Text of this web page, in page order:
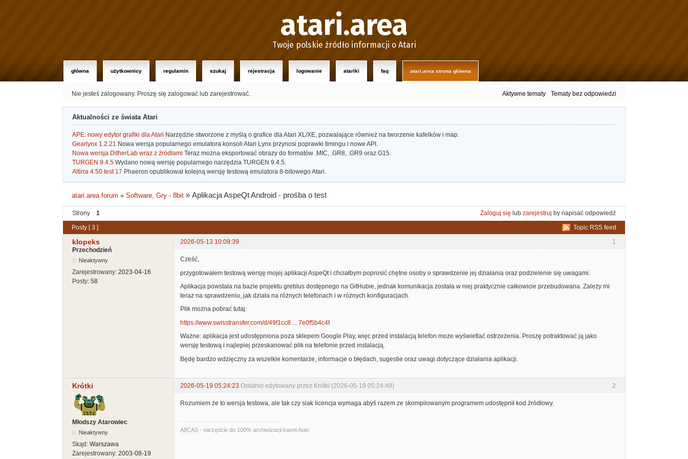
atari.area
Twoje polskie źródło informacji o Atari
główna użytkownicy regulamin szukaj rejestracja logowanie atariki faq atari.area strona główna
Nie jesteś zalogowany. Proszę się zalogować lub zarejestrować. Aktywne tematy Tematy bez odpowiedzi
Aktualności ze świata Atari
APE: nowy edytor grafiki dla Atari Narzędzie stworzone z myślą o grafice dla Atari XL/XE, pozwalające również na tworzenie kafelków i map.
Gearlynx 1.2.21 Nowa wersja popularnego emulatora konsoli Atari Lynx przynosi poprawki timingu i nowe API.
Nowa wersja DitherLab wraz z źródłami Teraz można eksportować obrazy do formatów .MIC, .GR8, .GR9 oraz G15.
TURGEN 9.4.5 Wydano nową wersję popularnego narzędzia TURGEN 9.4.5.
Altirra 4.50 test 17 Phaeron opublikował kolejną wersję testową emulatora 8-bitowego Atari.
atari.area forum »Software, Gry - 8bit »Aplikacja AspeQt Android - prośba o test
Strony 1 Zaloguj się lub zarejestruj by napisać odpowiedź
Topic RSS feed
Posty [ 3 ]
1
klopeks
2026-05-13 10:09:39
Przechodzień
Nieaktywny
Zarejestrowany: 2023-04-16
Posty: 58
Cześć,
przygotowałem testową wersję mojej aplikacji AspeQt i chciałbym poprosić chętne osoby o sprawdzenie jej działania oraz podzielenie się uwagami.
Aplikacja powstała na bazie projektu greblus dostępnego na GitHubie, jednak komunikacja została w niej praktycznie całkowicie przebudowana. Zależy mi
teraz na sprawdzeniu, jak działa na różnych telefonach i w różnych konfiguracjach.
Plik można pobrać tutaj:
https://www.swisstransfer.com/d/49f1cc8 ... 7e0f5b4c4f
Ważne: aplikacja jest udostępniona poza sklepem Google Play, więc przed instalacją telefon może wyświetlać ostrzeżenia. Proszę potraktować ją jako
wersję testową i najlepiej przeskanować plik na telefonie przed instalacją.
Będę bardzo wdzięczny za wszelkie komentarze, informacje o błędach, sugestie oraz uwagi dotyczące działania aplikacji.
2
Krótki 2026-05-19 05:24:23 Ostatnio edytowany przez Krótki (2026-05-19 05:24:49)
Młodszy Atarowiec
Nieaktywny
Skąd: Warszawa
Zarejestrowany: 2003-08-19
Rozumiem że to wersja testowa, ale tak czy siak licencja wymaga abyś razem ze skompilowanym programem udostępnił kod źródłowy.
A8CAS - narzędzie do 100% archiwizacji kaset Atari